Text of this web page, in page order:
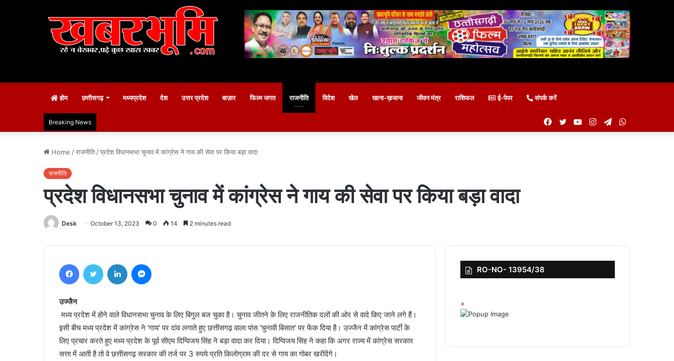
होम छत्तीसगढ़ मध्यप्रदेश देश उत्तर प्रदेश बाज़ार फिल्म जगत राजनीति विदेश खेल खाना-ख़जाना जीवन मंत्र राशिफल ई-पेपर संपर्क करें
Breaking News Telegram
Instagram
YouTube
Twitter
Facebook
Home /राजनीति /प्रदेश विधानसभा चुनाव में कांग्रेस ने गाय की सेवा पर किया बड़ा वादा
राजनीति
प्रदेश विधानसभा चुनाव में कांग्रेस ने गाय की सेवा पर किया बड़ा वादा
Desk October 13, 2023 0 14 2 minutes read
उज्जैन
मध्य प्रदेश में होने वाले विधानसभा चुनाव के लिए बिगुल बज चुका है। चुनाव जीतने के लिए राजनीतिक दलों की ओर से वादे किए जाने लगे हैं।
इसी बीच मध्य प्रदेश में कांग्रेस ने 'गाय' पर दांव लगाते हुए छत्तीसगढ़ वाला पांस 'चुनावी बिसात' पर फेंक दिया है। उज्जैन में कांग्रेस पार्टी के
लिए प्रचार करते हुए मध्य प्रदेश के पूर्व सीएम दिग्विजय सिंह ने बड़ा वादा कर दिया। दिग्विजय सिंह ने कहा कि अगर राज्य में कांग्रेस सरकार
सत्ता में आती है तो वे छत्तीसगढ़ सरकार की तर्ज पर 3 रुपये प्रति किलोग्राम की दर से गाय का गोबर खरीदेंगे।
RO-NO- 13954/38
×